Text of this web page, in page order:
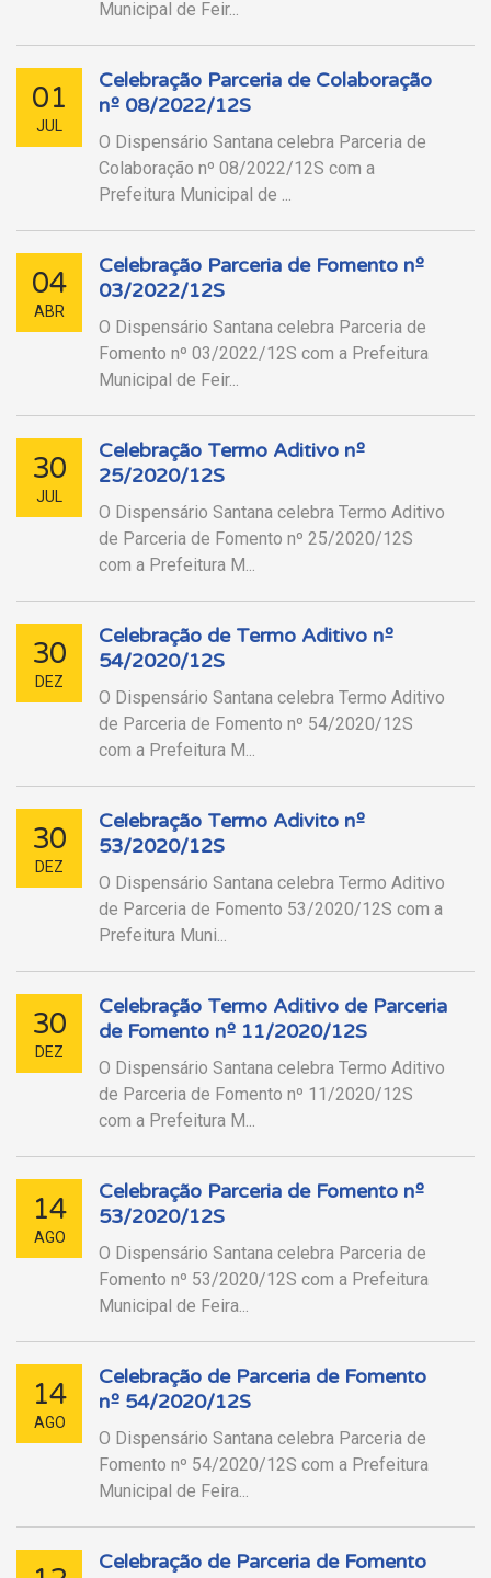
Municipal de Feir...
01
JUL
Celebração Parceria de Colaboração
nº 08/2022/12S
O Dispensário Santana celebra Parceria de
Colaboração nº 08/2022/12S com a
Prefeitura Municipal de ...
04
ABR
Celebração Parceria de Fomento nº
03/2022/12S
O Dispensário Santana celebra Parceria de
Fomento nº 03/2022/12S com a Prefeitura
Municipal de Feir...
30
JUL
Celebração Termo Aditivo nº
25/2020/12S
O Dispensário Santana celebra Termo Aditivo
de Parceria de Fomento nº 25/2020/12S
com a Prefeitura M...
30
DEZ
Celebração de Termo Aditivo nº
54/2020/12S
O Dispensário Santana celebra Termo Aditivo
de Parceria de Fomento nº 54/2020/12S
com a Prefeitura M...
30
DEZ
Celebração Termo Adivito nº
53/2020/12S
O Dispensário Santana celebra Termo Aditivo
de Parceria de Fomento 53/2020/12S com a
Prefeitura Muni...
30
DEZ
Celebração Termo Aditivo de Parceria
de Fomento nº 11/2020/12S
O Dispensário Santana celebra Termo Aditivo
de Parceria de Fomento nº 11/2020/12S
com a Prefeitura M...
14
AGO
Celebração Parceria de Fomento nº
53/2020/12S
O Dispensário Santana celebra Parceria de
Fomento nº 53/2020/12S com a Prefeitura
Municipal de Feira...
14
AGO
Celebração de Parceria de Fomento
nº 54/2020/12S
O Dispensário Santana celebra Parceria de
Fomento nº 54/2020/12S com a Prefeitura
Municipal de Feira...
Celebração de Parceria de Fomento